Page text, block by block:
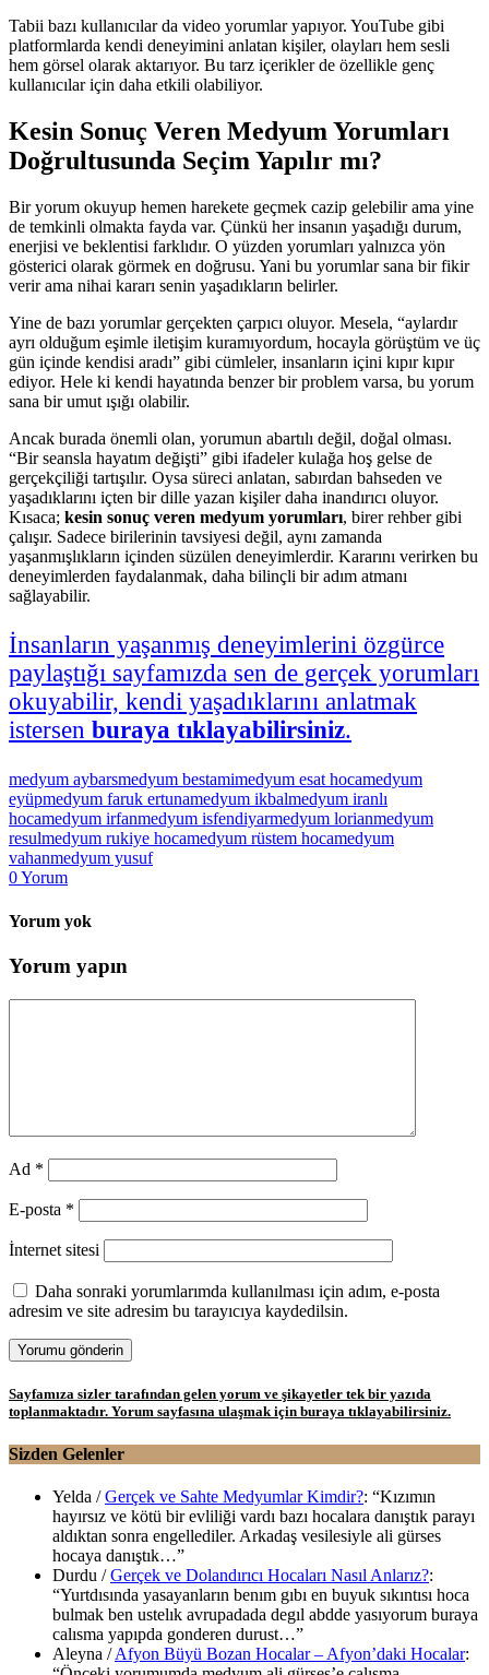
Tabii bazı kullanıcılar da video yorumlar yapıyor. YouTube gibi
platformlarda kendi deneyimini anlatan kişiler, olayları hem sesli
hem görsel olarak aktarıyor. Bu tarz içerikler de özellikle genç
kullanıcılar için daha etkili olabiliyor.
Kesin Sonuç Veren Medyum Yorumları
Doğrultusunda Seçim Yapılır mı?
Bir yorum okuyup hemen harekete geçmek cazip gelebilir ama yine
de temkinli olmakta fayda var. Çünkü her insanın yaşadığı durum,
enerjisi ve beklentisi farklıdır. O yüzden yorumları yalnızca yön
gösterici olarak görmek en doğrusu. Yani bu yorumlar sana bir fikir
verir ama nihai kararı senin yaşadıkların belirler.
Yine de bazı yorumlar gerçekten çarpıcı oluyor. Mesela, “aylardır
ayrı olduğum eşimle iletişim kuramıyordum, hocayla görüştüm ve üç
gün içinde kendisi aradı” gibi cümleler, insanların içini kıpır kıpır
ediyor. Hele ki kendi hayatında benzer bir problem varsa, bu yorum
sana bir umut ışığı olabilir.
Ancak burada önemli olan, yorumun abartılı değil, doğal olması.
“Bir seansla hayatım değişti” gibi ifadeler kulağa hoş gelse de
gerçekçiliği tartışılır. Oysa süreci anlatan, sabırdan bahseden ve
yaşadıklarını içten bir dille yazan kişiler daha inandırıcı oluyor.
Kısaca; kesin sonuç veren medyum yorumları, birer rehber gibi
çalışır. Sadece birilerinin tavsiyesi değil, aynı zamanda
yaşanmışlıkların içinden süzülen deneyimlerdir. Kararını verirken bu
deneyimlerden faydalanmak, daha bilinçli bir adım atmanı
sağlayabilir.
İnsanların yaşanmış deneyimlerini özgürce
paylaştığı sayfamızda sen de gerçek yorumları
okuyabilir, kendi yaşadıklarını anlatmak
istersen buraya tıklayabilirsiniz.
medyum aybarsmedyum bestamimedyum esat hocamedyum
eyüpmedyum faruk ertunamedyum ikbalmedyum iranlı
hocamedyum irfanmedyum isfendiyarmedyum lorianmedyum
resulmedyum rukiye hocamedyum rüstem hocamedyum
vahanmedyum yusuf
0Yorum
Yorum yok
Yorum yapın
Ad *
E-posta *
İnternet sitesi
Daha sonraki yorumlarımda kullanılması için adım, e-posta
adresim ve site adresim bu tarayıcıya kaydedilsin.
Sayfamıza sizler tarafından gelen yorum ve şikayetler tek bir yazıda
toplanmaktadır. Yorum sayfasına ulaşmak için buraya tıklayabilirsiniz.
Sizden Gelenler
Yelda /Gerçek ve Sahte Medyumlar Kimdir?: “Kızımın
hayırsız ve kötü bir evliliği vardı bazı hocalara danıştık parayı
aldıktan sonra engellediler. Arkadaş vesilesiyle ali gürses
hocaya danıştık…”
Durdu /Gerçek ve Dolandırıcı Hocaları Nasıl Anlarız?:
“Yurtdısında yasayanların benım gıbı en buyuk sıkıntısı hoca
bulmak ben ustelık avrupadada degıl abdde yasıyorum buraya
calısma yapıpda gonderen durust…”
Aleyna /Afyon Büyü Bozan Hocalar – Afyon’daki Hocalar: